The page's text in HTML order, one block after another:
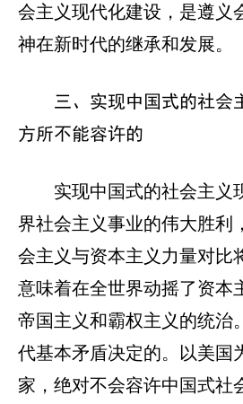
会主义现代化建设，是遵义
神在新时代的继承和发展。
三、实现中国式的社会
方所不能容许的
实现中国式的社会主义
界社会主义事业的伟大胜利
会主义与资本主义力量对比
意味着在全世界动摇了资本
帝国主义和霸权主义的统治
代基本矛盾决定的。以美国
家，绝对不会容许中国式社